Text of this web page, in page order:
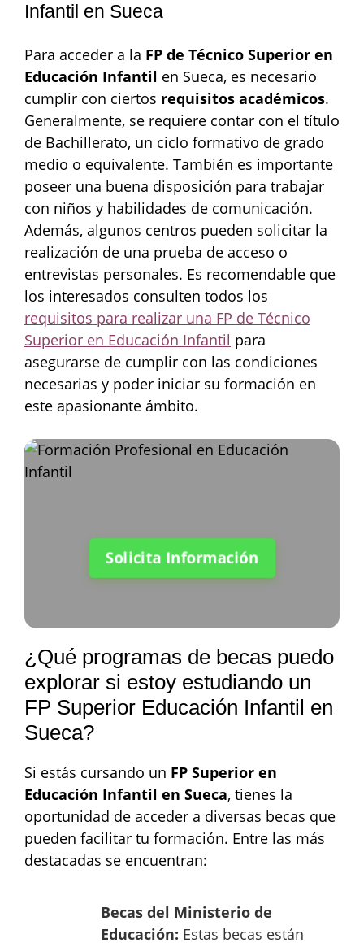
Infantil en Sueca
Para acceder a la FP de Técnico Superior en
Educación Infantil en Sueca, es necesario
cumplir con ciertos requisitos académicos.
Generalmente, se requiere contar con el título
de Bachillerato, un ciclo formativo de grado
medio o equivalente. También es importante
poseer una buena disposición para trabajar
con niños y habilidades de comunicación.
Además, algunos centros pueden solicitar la
realización de una prueba de acceso o
entrevistas personales. Es recomendable que
los interesados consulten todos los
requisitos para realizar una FP de Técnico
Superior en Educación Infantil para
asegurarse de cumplir con las condiciones
necesarias y poder iniciar su formación en
este apasionante ámbito.
Solicita Información
¿Qué programas de becas puedo
explorar si estoy estudiando un
FP Superior Educación Infantil en
Sueca?
Si estás cursando un FP Superior en
Educación Infantil en Sueca, tienes la
oportunidad de acceder a diversas becas que
pueden facilitar tu formación. Entre las más
destacadas se encuentran:
Becas del Ministerio de
Educación: Estas becas están